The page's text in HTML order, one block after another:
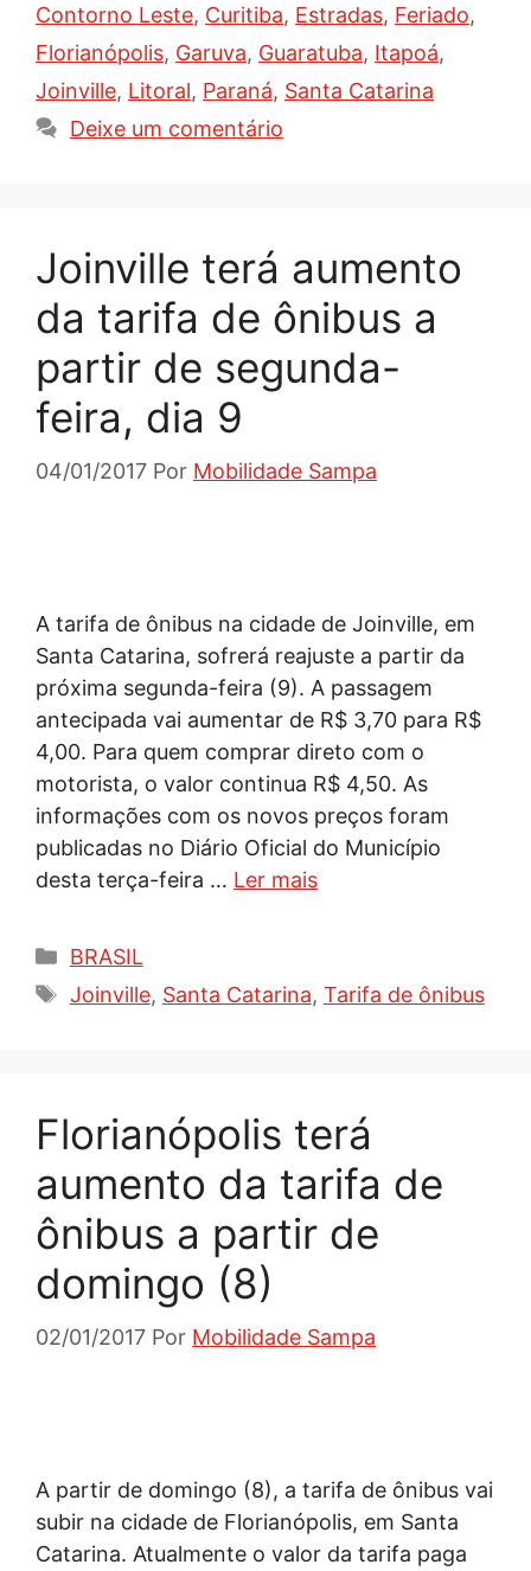
Contorno Leste, Curitiba, Estradas, Feriado,
Florianópolis, Garuva, Guaratuba, Itapoá,
Joinville, Litoral, Paraná, Santa Catarina
Deixe um comentário
Joinville terá aumento
da tarifa de ônibus a
partir de segunda-
feira, dia 9
04/01/2017 Por Mobilidade Sampa
A tarifa de ônibus na cidade de Joinville, em
Santa Catarina, sofrerá reajuste a partir da
próxima segunda-feira (9). A passagem
antecipada vai aumentar de R$ 3,70 para R$
4,00. Para quem comprar direto com o
motorista, o valor continua R$ 4,50. As
informações com os novos preços foram
publicadas no Diário Oficial do Município
desta terça-feira … Ler mais
Categorias
BRASIL
Tags
Joinville, Santa Catarina, Tarifa de ônibus
Florianópolis terá
aumento da tarifa de
ônibus a partir de
domingo (8)
02/01/2017 Por Mobilidade Sampa
A partir de domingo (8), a tarifa de ônibus vai
subir na cidade de Florianópolis, em Santa
Catarina. Atualmente o valor da tarifa paga